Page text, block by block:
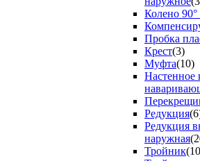
Колено 90°
Пробка
Крест(3)
Муфта(10)
Настенное
Редукция
Редукция
наружная
Тройник